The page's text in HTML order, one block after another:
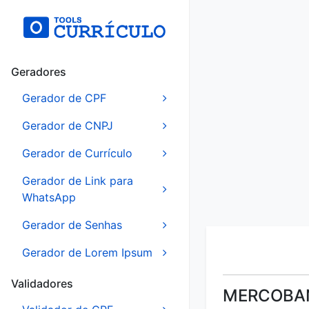
Geradores
Gerador de CPF
Gerador de CNPJ
Gerador de Currículo
Gerador de Link para
WhatsApp
Gerador de Senhas
Gerador de Lorem Ipsum
Validadores